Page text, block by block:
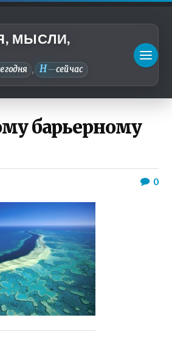
МЫСЛИ,
, Н—сейчас
барьерному
0